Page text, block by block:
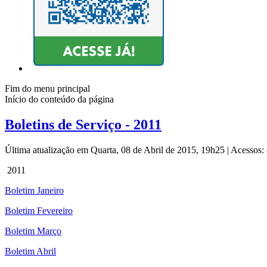
Fim do menu principal
Início do conteúdo da página
Boletins de Serviço - 2011
Última atualização em Quarta, 08 de Abril de 2015, 19h25 | Acessos:
2011
Boletim Janeiro
Boletim Fevereiro
Boletim Março
Boletim Abril